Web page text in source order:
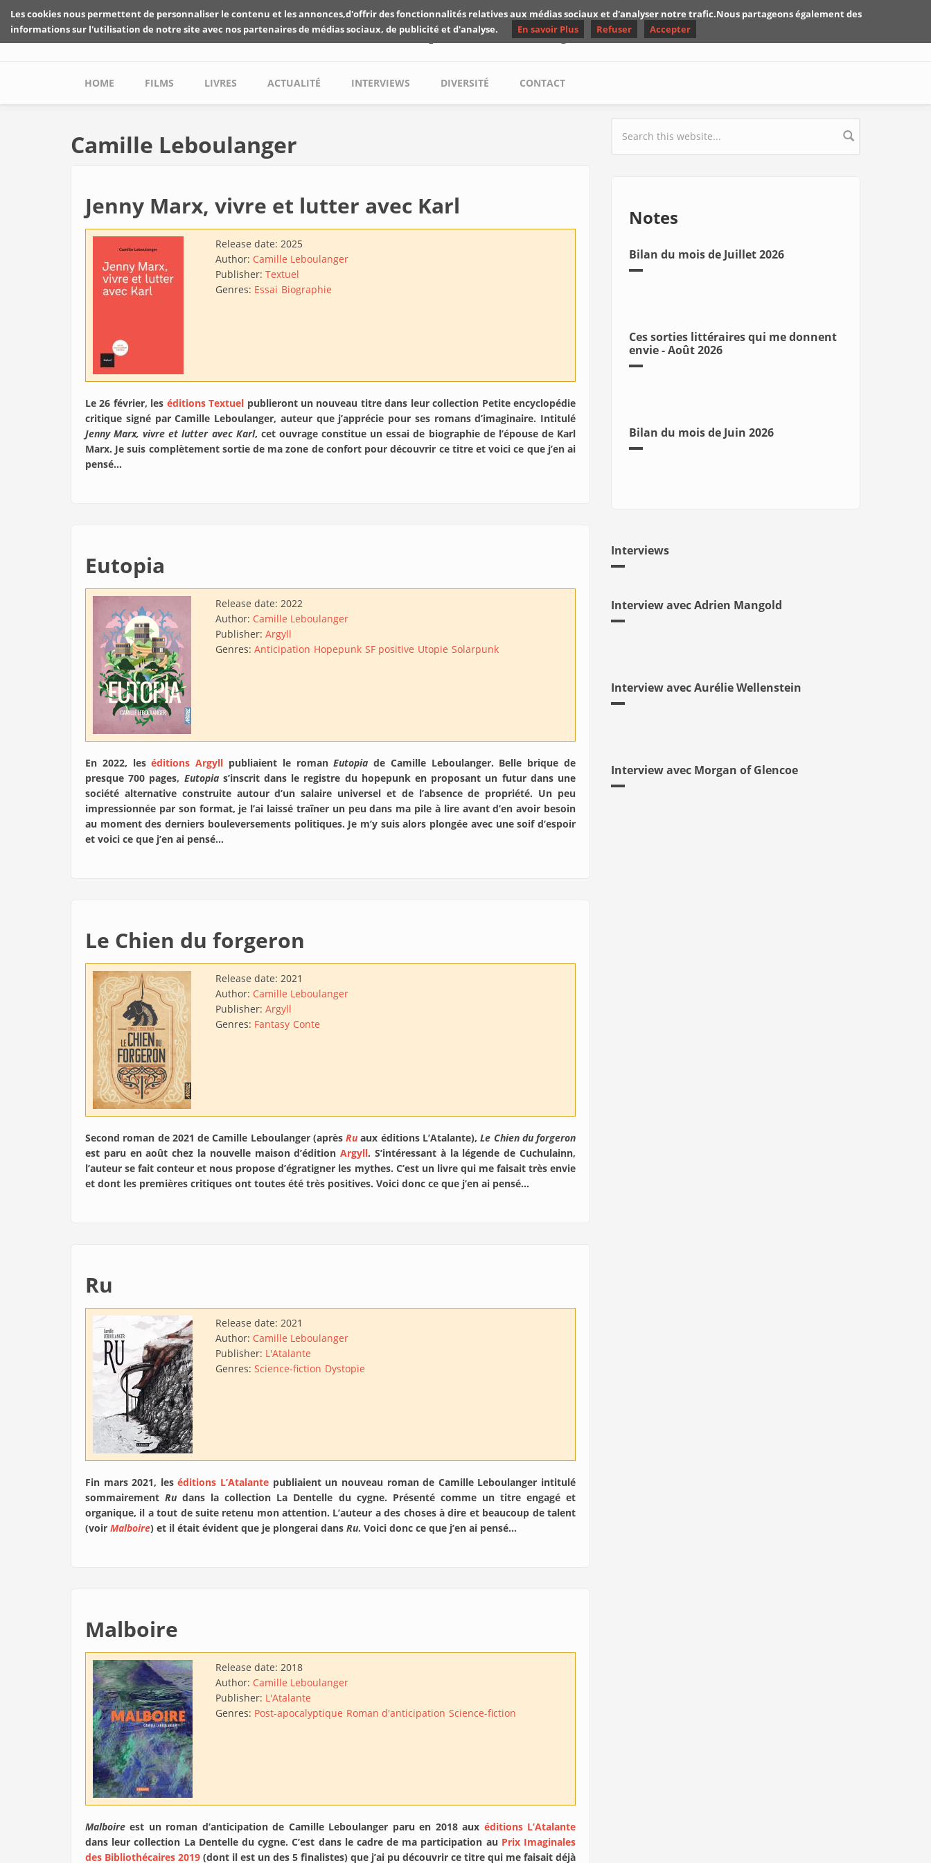
Skip to main content
Les critiques de Yuyine
Main menu
HOME FILMS LIVRES ACTUALITÉ INTERVIEWS DIVERSITÉ CONTACT
Camille Leboulanger
Jenny Marx, vivre et lutter avec Karl
Release date: 2025
Author: Camille Leboulanger
Publisher: Textuel
Genres: Essai Biographie
Le 26 février, les éditions Textuel publieront un nouveau titre dans leur collection Petite encyclopédie
critique signé par Camille Leboulanger, auteur que j’apprécie pour ses romans d’imaginaire. Intitulé
Jenny Marx, vivre et lutter avec Karl, cet ouvrage constitue un essai de biographie de l’épouse de Karl
Marx. Je suis complètement sortie de ma zone de confort pour découvrir ce titre et voici ce que j’en ai
pensé…
Eutopia
Release date: 2022
Author: Camille Leboulanger
Publisher: Argyll
Genres: Anticipation Hopepunk SF positive Utopie Solarpunk
En 2022, leséditions Argyll publiaient le romanEutopia de Camille Leboulanger. Belle brique de
presque 700 pages, Eutopias’inscrit dans le registre du hopepunk en proposant un futur dans une
société alternative construite autour d’un salaire universel et de l’absence de propriété. Un peu
impressionnée par son format, je l’ai laissé traîner un peu dans ma pile à lire avant d’en avoir besoin
au moment des derniers bouleversements politiques. Je m’y suis alors plongée avec une soif d’espoir
et voici ce que j’en ai pensé…
Le Chien du forgeron
Release date: 2021
Author: Camille Leboulanger
Publisher: Argyll
Genres: Fantasy Conte
Second roman de 2021 de Camille Leboulanger (après Ru aux éditions L’Atalante),Le Chien du forgeron
est paru en août chez la nouvelle maison d’éditionArgyll. S’intéressant à la légende de Cuchulainn,
l’auteur se fait conteur et nous propose d’égratigner les mythes. C’est un livre qui me faisait très envie
et dont les premières critiques ont toutes été très positives. Voici donc ce que j’en ai pensé…
Ru
Release date: 2021
Author: Camille Leboulanger
Publisher: L'Atalante
Genres: Science-fiction Dystopie
Fin mars 2021, leséditions L’Atalante publiaient un nouveau roman de Camille Leboulanger intitulé
sommairementRudans la collection La Dentelle du cygne. Présenté comme un titre engagé et
organique, il a tout de suite retenu mon attention. L’auteur a des choses à dire et beaucoup de talent
(voir Malboire) et il était évident que je plongerai dans Ru. Voici donc ce que j’en ai pensé…
Malboire
Release date: 2018
Author: Camille Leboulanger
Publisher: L'Atalante
Genres: Post-apocalyptique Roman d'anticipation Science-fiction
Malboire est un roman d’anticipation de Camille Leboulanger paru en 2018 aux éditions L’Atalante
dans leur collection La Dentelle du cygne. C’est dans le cadre de ma participation au Prix Imaginales
des Bibliothécaires 2019 (dont il est un des 5 finalistes) que j’ai pu découvrir ce titre qui me faisait déjà
Search form
Notes
Bilan du mois de Juillet 2026
Ces sorties littéraires qui me donnent
envie - Août 2026
Bilan du mois de Juin 2026
Interviews
Interview avec Adrien Mangold
Interview avec Aurélie Wellenstein
Interview avec Morgan of Glencoe
Les cookies nous permettent de personnaliser le contenu et les annonces,d'offrir des fonctionnalités relatives aux médias sociaux et d'analyser notre trafic.Nous partageons également des
informations sur l'utilisation de notre site avec nos partenaires de médias sociaux, de publicité et d'analyse.
En savoir Plus Refuser Accepter